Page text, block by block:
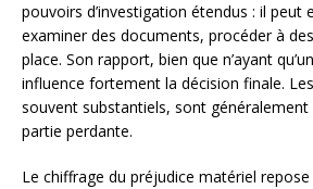
pouvoirs d’investigation étendus : il peut
examiner des documents, procéder à
place. Son rapport, bien que n’ayant
influence fortement la décision finale.
souvent substantiels, sont généralement
partie perdante.
Le chiffrage du préjudice matériel